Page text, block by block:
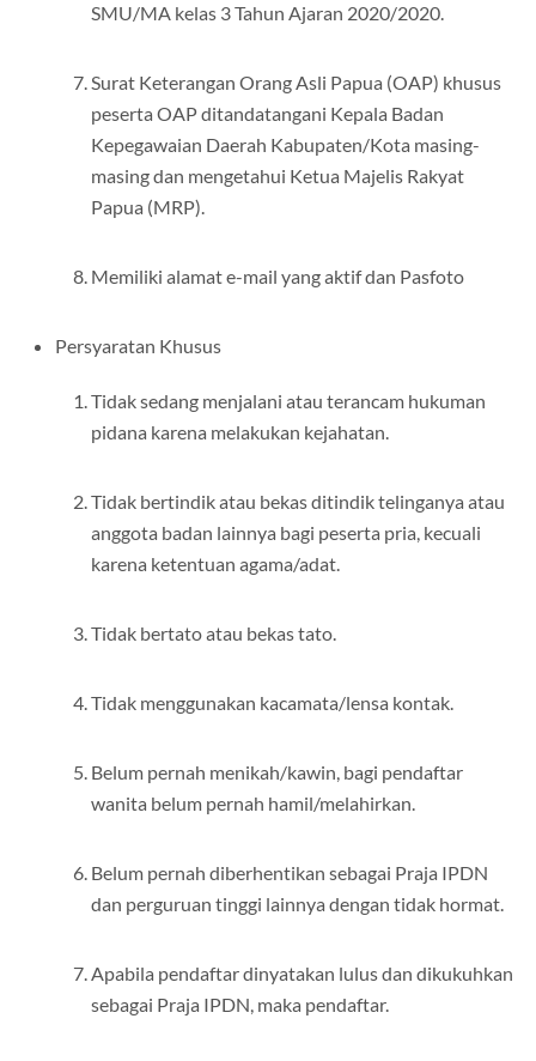
SMU/MA kelas 3 Tahun Ajaran 2020/2020.
Surat Keterangan Orang Asli Papua (OAP) khusus
peserta OAP ditandatangani Kepala Badan
Kepegawaian Daerah Kabupaten/Kota masing-
masing dan mengetahui Ketua Majelis Rakyat
Papua (MRP).
Memiliki alamat e-mail yang aktif dan Pasfoto
Persyaratan Khusus
Tidak sedang menjalani atau terancam hukuman
pidana karena melakukan kejahatan.
Tidak bertindik atau bekas ditindik telinganya atau
anggota badan lainnya bagi peserta pria, kecuali
karena ketentuan agama/adat.
Tidak bertato atau bekas tato.
Tidak menggunakan kacamata/lensa kontak.
Belum pernah menikah/kawin, bagi pendaftar
wanita belum pernah hamil/melahirkan.
Belum pernah diberhentikan sebagai Praja IPDN
dan perguruan tinggi lainnya dengan tidak hormat.
Apabila pendaftar dinyatakan lulus dan dikukuhkan
sebagai Praja IPDN, maka pendaftar.